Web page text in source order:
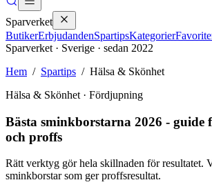
Sparverket
ButikerErbjudandenSpartipsKategorier
Sparverket · Sverige · sedan 2022
Hem / Spartips / Hälsa & Skönhet
Hälsa & Skönhet · Fördjupning
Bästa sminkborstarna 2026 - guide
och proffs
Rätt verktyg gör hela skillnaden för resultatet.
sminkborstar som ger proffsresultat.